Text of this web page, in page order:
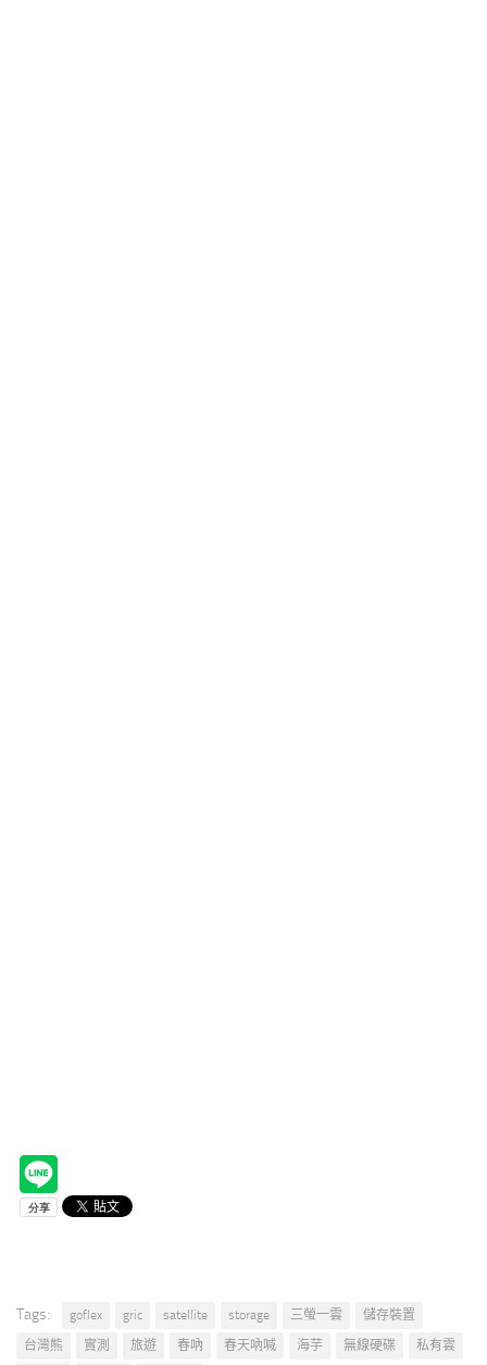
Tags: goflex gric satellite storage 三螢一雲
儲存裝置
台灣熊
實測 旅遊 春吶 春天吶喊 海芋 無線硬碟 私有雲